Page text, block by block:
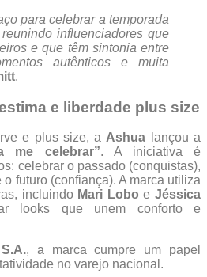
para celebrar a temporada
influenciadores que
e que têm sintonia entre
autênticos e muita
.
e liberdade plus size
e plus size, a Ashua lançou a
me celebrar”. A iniciativa é
celebrar o passado (conquistas),
futuro (confiança). A marca utiliza
incluindo Mari Lobo e Jéssica
looks que unem conforto e
, a marca cumpre um papel
no varejo nacional.